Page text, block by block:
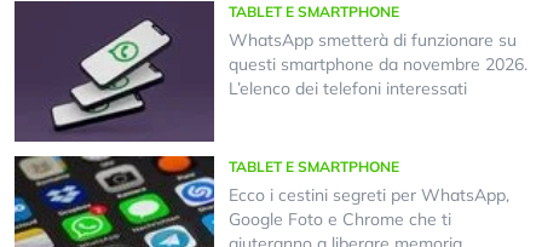
TABLET E SMARTPHONE
WhatsApp smetterà di funzionare su
questi smartphone da novembre 2026.
L’elenco dei telefoni interessati
TABLET E SMARTPHONE
Ecco i cestini segreti per WhatsApp,
Google Foto e Chrome che ti